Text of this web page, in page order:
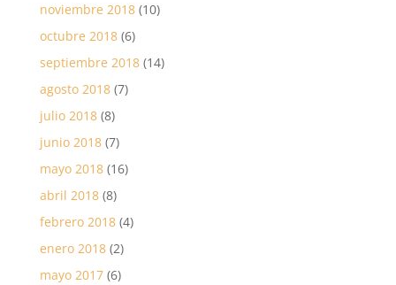
noviembre 2018(10)
octubre 2018(6)
septiembre 2018(14)
agosto 2018(7)
julio 2018(8)
junio 2018(7)
mayo 2018(16)
abril 2018(8)
febrero 2018(4)
enero 2018(2)
mayo 2017(6)